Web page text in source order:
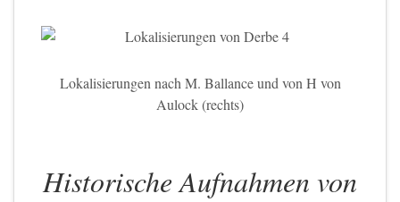
Lokalisierungen nach M. Ballance und von H von
Aulock (rechts)
Historische Aufnahmen von